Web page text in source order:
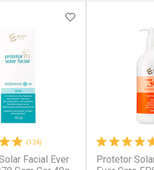
Ativar
FAVORITOS
(124)
Facial Ever
ADICIONAR AOS
Protetor